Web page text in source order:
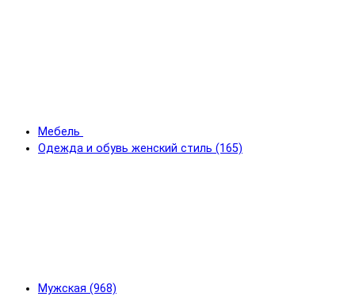
Мебель
Одежда и обувь женский стиль (165)
Мужская (968)